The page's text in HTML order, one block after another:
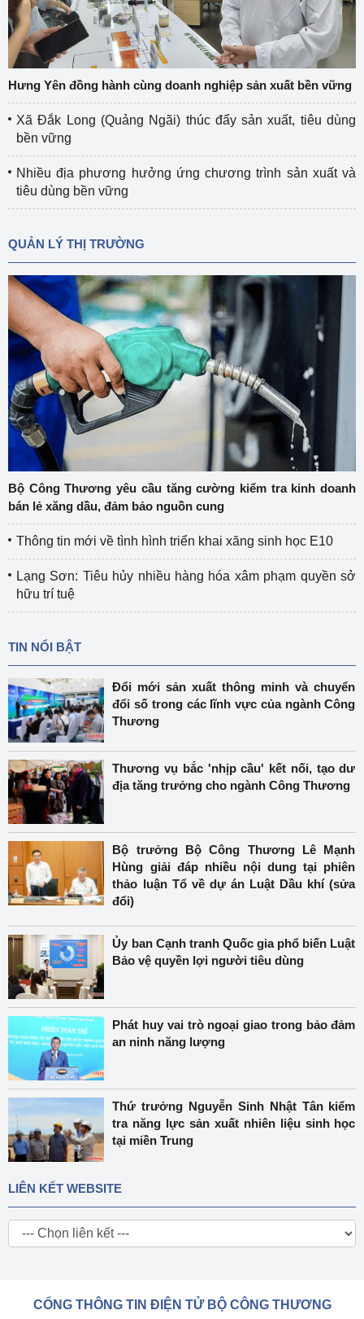
Hưng Yên đồng hành cùng doanh nghiệp sản xuất bền vững
Xã Đắk Long (Quảng Ngãi) thúc đẩy sản xuất, tiêu dùng
bền vững
Nhiều địa phương hưởng ứng chương trình sản xuất và
tiêu dùng bền vững
QUẢN LÝ THỊ TRƯỜNG
Bộ Công Thương yêu cầu tăng cường kiểm tra kinh doanh
bán lẻ xăng dầu, đảm bảo nguồn cung
Thông tin mới về tình hình triển khai xăng sinh học E10
Lạng Sơn: Tiêu hủy nhiều hàng hóa xâm phạm quyền sở
hữu trí tuệ
TIN NỔI BẬT
Đổi mới sản xuất thông minh và chuyển
đổi số trong các lĩnh vực của ngành Công
Thương
Thương vụ bắc 'nhịp cầu' kết nối, tạo dư
địa tăng trưởng cho ngành Công Thương
Bộ trưởng Bộ Công Thương Lê Mạnh
Hùng giải đáp nhiều nội dung tại phiên
thảo luận Tổ về dự án Luật Dầu khí (sửa
đổi)
Ủy ban Cạnh tranh Quốc gia phổ biến Luật
Bảo vệ quyền lợi người tiêu dùng
Phát huy vai trò ngoại giao trong bảo đảm
an ninh năng lượng
Thứ trưởng Nguyễn Sinh Nhật Tân kiểm
tra năng lực sản xuất nhiên liệu sinh học
tại miền Trung
LIÊN KẾT WEBSITE
CỔNG THÔNG TIN ĐIỆN TỬ BỘ CÔNG THƯƠNG